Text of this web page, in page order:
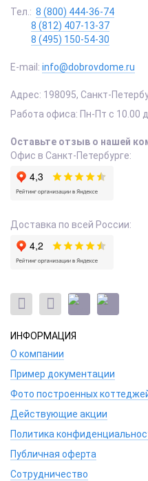
Тел.: 8 (800) 444-36-74
8 (812) 407-13-37
8 (495) 150-54-30
E-mail: info@dobrovdome.ru
Адрес: 198095, Санкт-
Работа офиса: Пн-Пт с 10.00
Оставьте отзыв о нашей
Офис в Санкт-Петербурге:
Доставка по всей России:
ИНФОРМАЦИЯ
О компании
Пример документации
Фото построенных
Действующие акции
Политика
Публичная оферта
Сотрудничество